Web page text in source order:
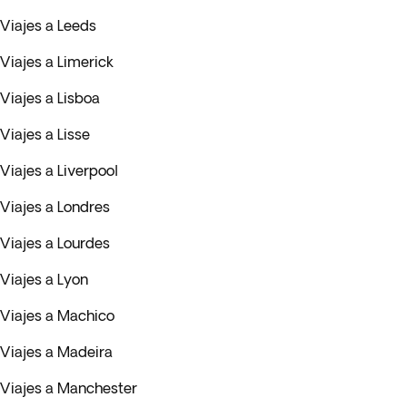
Viajes a Leeds
Viajes a Limerick
Viajes a Lisboa
Viajes a Lisse
Viajes a Liverpool
Viajes a Londres
Viajes a Lourdes
Viajes a Lyon
Viajes a Machico
Viajes a Madeira
Viajes a Manchester